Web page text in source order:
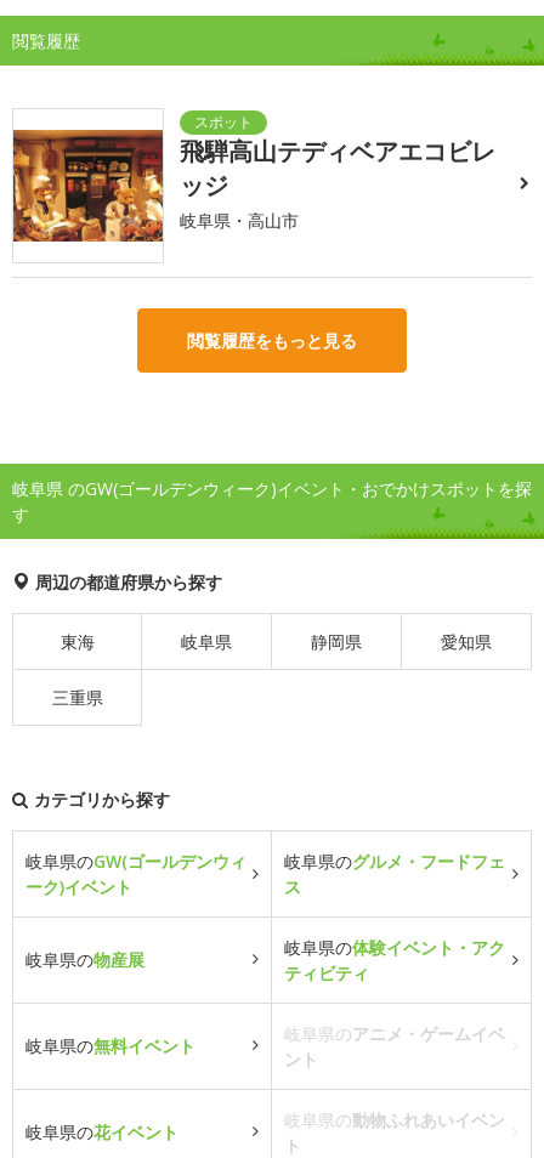
閲覧履歴
飛騨高山テディベアエコビレ
ッジ
岐阜県・高山市
閲覧履歴をもっと見る
岐阜県 のGW(ゴールデンウィーク)イベント・おでかけスポットを探
す
周辺の都道府県から探す
東海 岐阜県 静岡県 愛知県
三重県
カテゴリから探す
岐阜県のGW(ゴールデンウィ
ーク)イベント
岐阜県のグルメ・フードフェ
ス
岐阜県の物産展
岐阜県の体験イベント・アク
ティビティ
岐阜県の無料イベント
岐阜県のアニメ・ゲームイベ
ント
岐阜県の花イベント
岐阜県の動物ふれあいイベン
ト